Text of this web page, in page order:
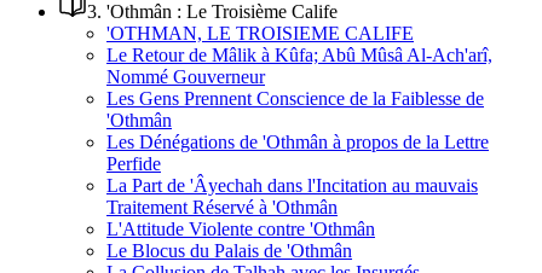
3. 'Othmân : Le Troisième Calife
'OTHMAN, LE TROISIEME CALIFE
Le Retour de Mâlik à Kûfa; Abû Mûsâ Al-Ach'arî,
Nommé Gouverneur
Les Gens Prennent Conscience de la Faiblesse de
'Othmân
Les Dénégations de 'Othmân à propos de la Lettre
Perfide
La Part de 'Âyechah dans l'Incitation au mauvais
Traitement Réservé à 'Othmân
L'Attitude Violente contre 'Othmân
Le Blocus du Palais de 'Othmân